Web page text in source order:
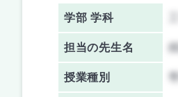
学部 学科
担当の先生名
授業種別